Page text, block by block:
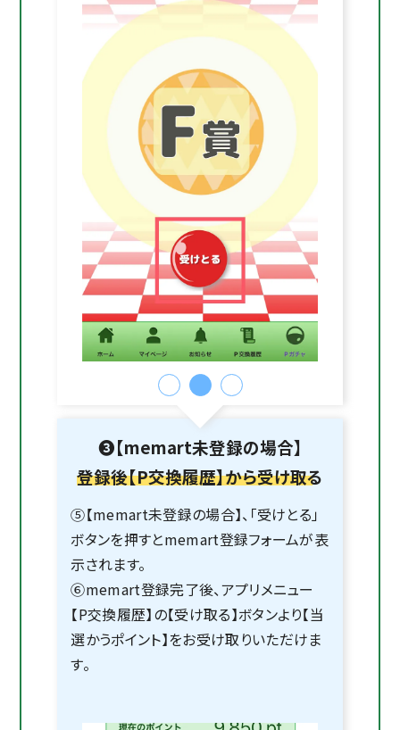
❸【memart未登録の場合】
登録後【P交換履歴】から受け取る
⑤【memart未登録の場合】、「受けとる」
ボタンを押すとmemart登録フォームが表
示されます。
⑥memart登録完了後、アプリメニュー
【P交換履歴】の【受け取る】ボタンより【当
選かうポイント】をお受け取りいただけま
す。